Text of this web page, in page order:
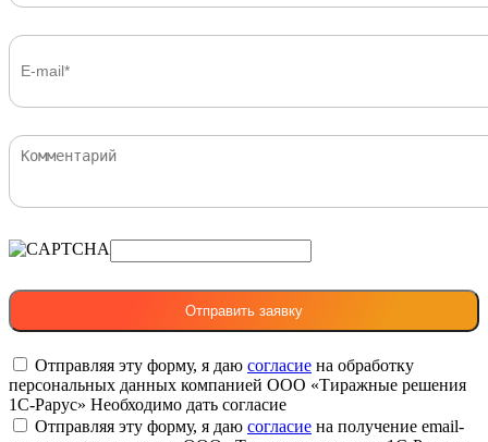
Отправляя эту форму, я даю согласие на обработку
персональных данных компанией ООО «Тиражные решения
1С-Рарус» Необходимо дать согласие
Отправляя эту форму, я даю согласие на получение email-